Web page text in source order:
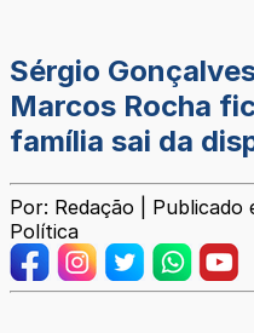
Sérgio
Marcos Rocha
família sai da
Por: Redação |
Política